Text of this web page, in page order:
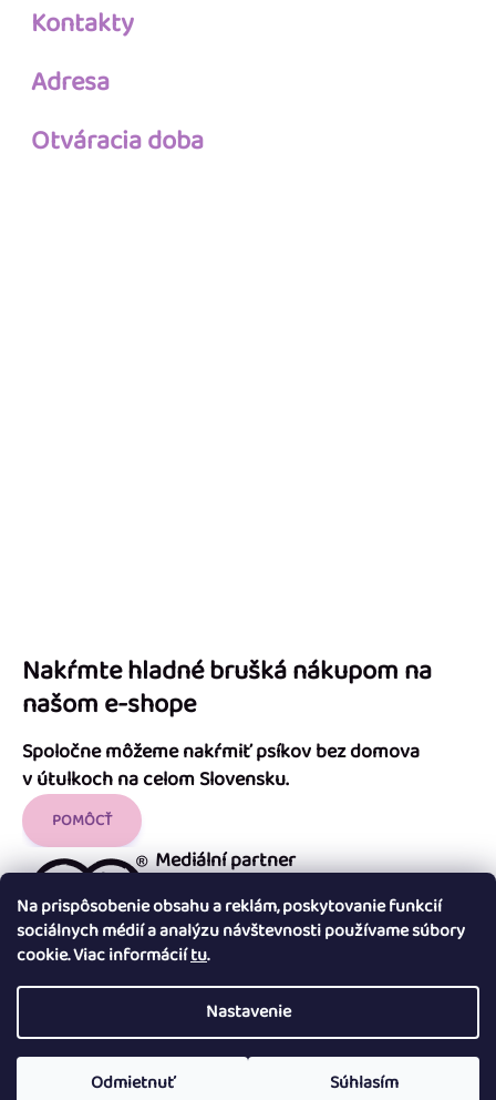
Na prispôsobenie obsahu a reklám, poskytovanie funkcií
sociálnych médií a analýzu návštevnosti používame súbory
cookie. Viac informáciítu.
Nastavenie
Odmietnuť Súhlasím
Kontakty
Adresa
Otváracia doba
Nakŕmte hladné brušká nákupom na
našom e-shope
Spoločne môžeme nakŕmiť psíkov bez domova
v útulkoch na celom Slovensku.
POMÔCŤ
Mediální partner
Copyright 2026 Útulok Tuláčik. Všetky práva vyhradené.Upraviť